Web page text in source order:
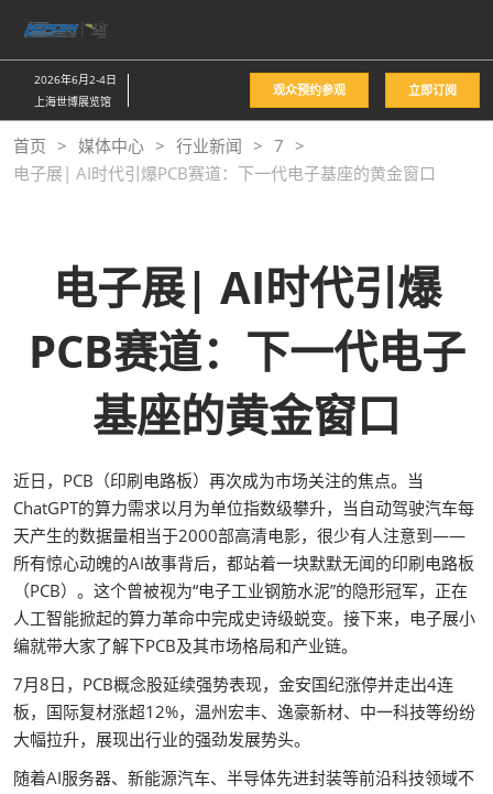
接
跳
至
内
容
2026年6月2-4日
上海世博展览馆
观众预约参观 立即订阅
首页 媒体中心 行业新闻
7
电子展| AI时代引爆PCB赛道：下一代电子基座的黄金窗口
电子展| AI时代引爆
PCB赛道：下一代电子
基座的黄金窗口
近日，PCB（印刷电路板）再次成为市场关注的焦点。当
ChatGPT的算力需求以月为单位指数级攀升，当自动驾驶汽车每
天产生的数据量相当于2000部高清电影，很少有人注意到——
所有惊心动魄的AI故事背后，都站着一块默默无闻的印刷电路板
（PCB）。这个曾被视为“电子工业钢筋水泥”的隐形冠军，正在
人工智能掀起的算力革命中完成史诗级蜕变。接下来，电子展小
编就带大家了解下PCB及其市场格局和产业链。
7月8日，PCB概念股延续强势表现，金安国纪涨停并走出4连
板，国际复材涨超12%，温州宏丰、逸豪新材、中一科技等纷纷
大幅拉升，展现出行业的强劲发展势头。
随着AI服务器、新能源汽车、半导体先进封装等前沿科技领域不